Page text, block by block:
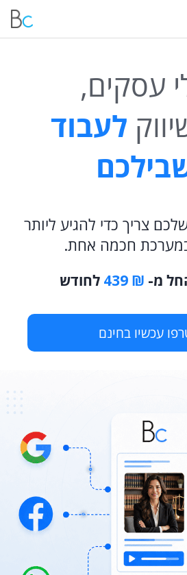
עסקים,
לעבוד
צריך כדי להגיע ליותר
חכמה אחת.
מ- ₪ 439 לחודש
עכשיו בחינם